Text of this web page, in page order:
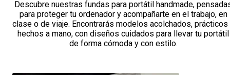
Descubre nuestras fundas para portátil handmade,
para proteger tu ordenador y acompañarte en el trabajo, en
clase o de viaje. Encontrarás modelos acolchados, prácticos
hechos a mano, con diseños cuidados para llevar tu portátil
de forma cómoda y con estilo.